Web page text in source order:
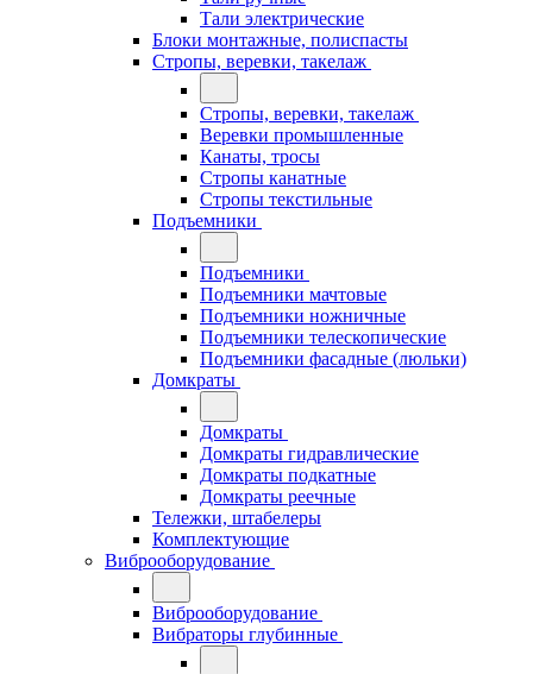
Тали электрические
Блоки монтажные, полиспасты
Стропы, веревки, такелаж
Стропы, веревки, такелаж
Веревки промышленные
Канаты, тросы
Стропы канатные
Стропы текстильные
Подъемники
Подъемники
Подъемники мачтовые
Подъемники ножничные
Подъемники телескопические
Подъемники фасадные (люльки)
Домкраты
Домкраты
Домкраты гидравлические
Домкраты подкатные
Домкраты реечные
Тележки, штабелеры
Комплектующие
Виброоборудование
Виброоборудование
Вибраторы глубинные